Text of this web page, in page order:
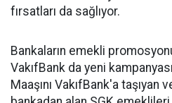
fırsatları da sağlıyor.
Bankaların emekli
VakıfBank da yeni
Maaşını VakıfBank'a taşıyan